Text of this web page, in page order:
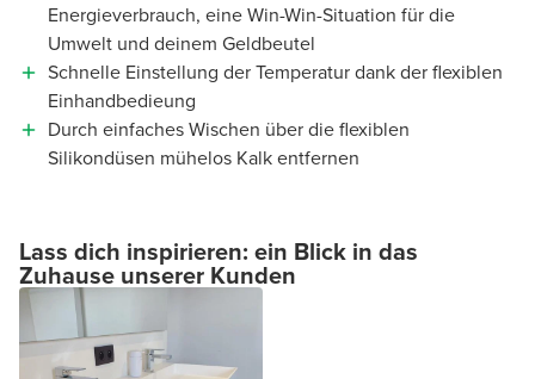
Energieverbrauch, eine Win-Win-Situation für die
Umwelt und deinem Geldbeutel
Schnelle Einstellung der Temperatur dank der flexiblen
Einhandbedieung
Durch einfaches Wischen über die flexiblen
Silikondüsen mühelos Kalk entfernen
Lass dich inspirieren: ein Blick in das
Zuhause unserer Kunden